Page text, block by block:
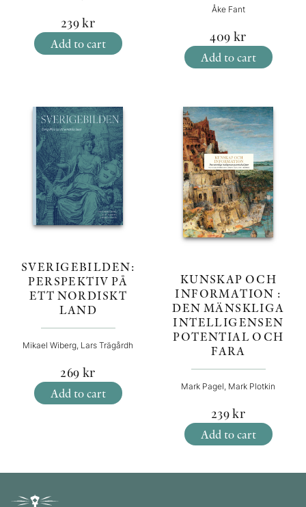
239kr
Add to cart
Åke Fant
409 kr
Add to cart
SVERIGEBILDEN:
PERSPEKTIV PÅ
ETT NORDISKT
LAND
Mikael Wiberg, Lars Trägårdh
269 kr
Add to cart
KUNSKAP OCH
INFORMATION :
DEN MÄNSKLIGA
INTELLIGENSEN
POTENTIAL OCH
FARA
Mark Pagel, Mark Plotkin
239kr
Add to cart